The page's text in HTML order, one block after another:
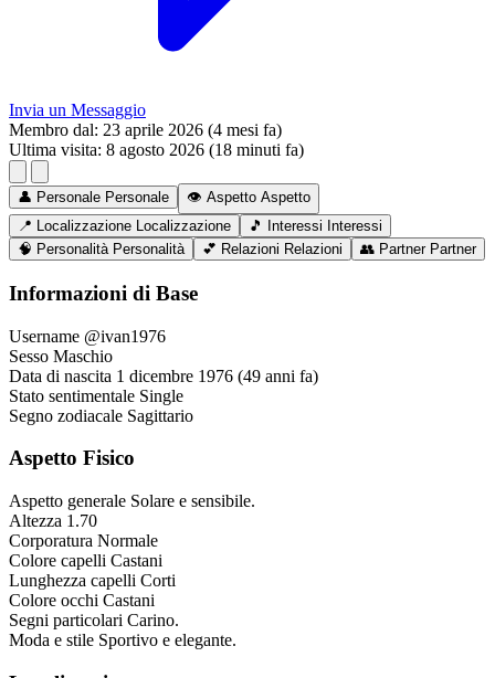
Invia un Messaggio
Membro dal: 23 aprile 2026 (4 mesi fa)
Ultima visita: 8 agosto 2026 (18 minuti fa)
👤 Personale Personale 👁️ Aspetto Aspetto
📍 Localizzazione Localizzazione 🎵 Interessi Interessi
🧠 Personalità Personalità 💕 Relazioni Relazioni 👥 Partner Partner
Informazioni di Base
Username @ivan1976
Sesso Maschio
Data di nascita 1 dicembre 1976 (49 anni fa)
Stato sentimentale Single
Segno zodiacale Sagittario
Aspetto Fisico
Aspetto generale Solare e sensibile.
Altezza 1.70
Corporatura Normale
Colore capelli Castani
Lunghezza capelli Corti
Colore occhi Castani
Segni particolari Carino.
Moda e stile Sportivo e elegante.